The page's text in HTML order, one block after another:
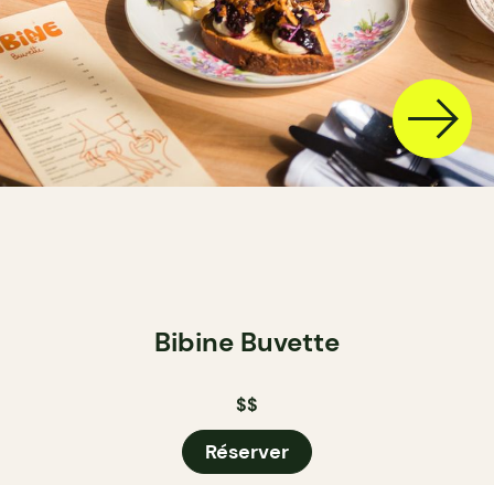
Bibine Buvette
$$
Réserver